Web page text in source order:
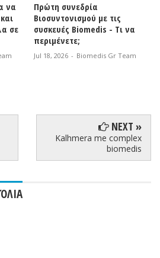
να
σε
Πρώτη συνεδρία
Βιοσυντονισμού με τις
συσκευές Biomedis - Τι να
περιμένετε;
Jul 18, 2026 - Biomedis Gr Team
NEXT »
Kalhmera me complex
biomedis